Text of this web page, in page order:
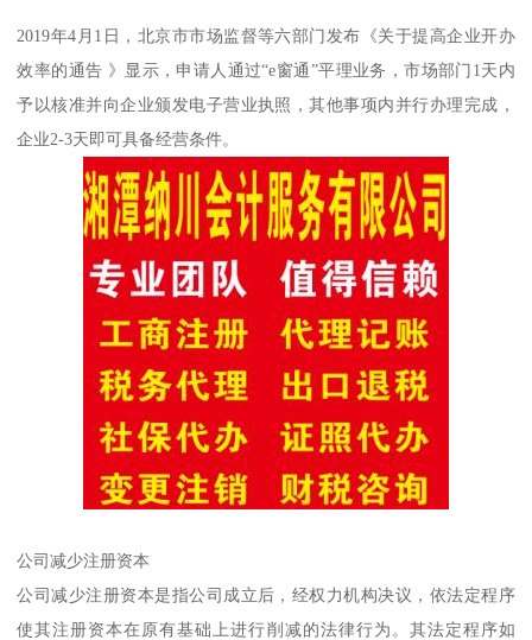
2019年4月1日，北京市市场监督等六部门发布《关于提高企业开办
效率的通告 》显示，申请人通过“e窗通”平理业务，市场部门1天内
予以核准并向企业颁发电子营业执照，其他事项内并行办理完成，
企业2-3天即可具备经营条件。
公司减少注册资本
公司减少注册资本是指公司成立后，经权力机构决议，依法定程序
使其注册资本在原有基础上进行削减的法律行为。其法定程序如